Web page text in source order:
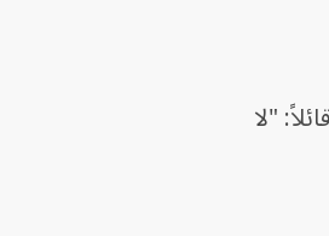
"لا